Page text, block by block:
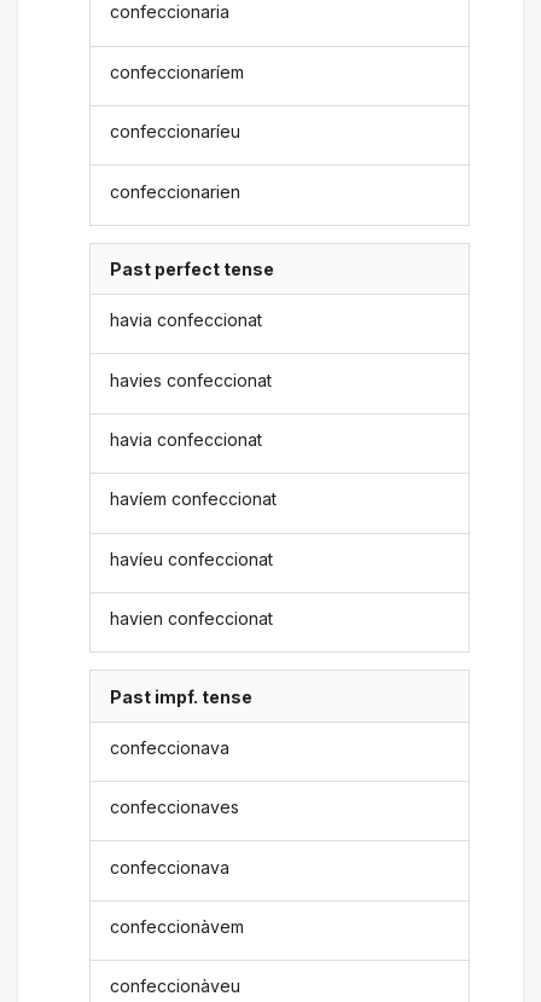
confeccionaria
confeccionaríem
confeccionaríeu
confeccionarien
Past perfect tense
havia confeccionat
havies confeccionat
havia confeccionat
havíem confeccionat
havíeu confeccionat
havien confeccionat
Past impf. tense
confeccionava
confeccionaves
confeccionava
confeccionàvem
confeccionàveu